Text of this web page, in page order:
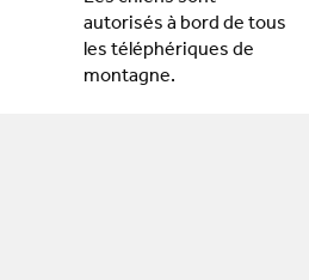
autorisés à bord de tous
les téléphériques de
montagne.